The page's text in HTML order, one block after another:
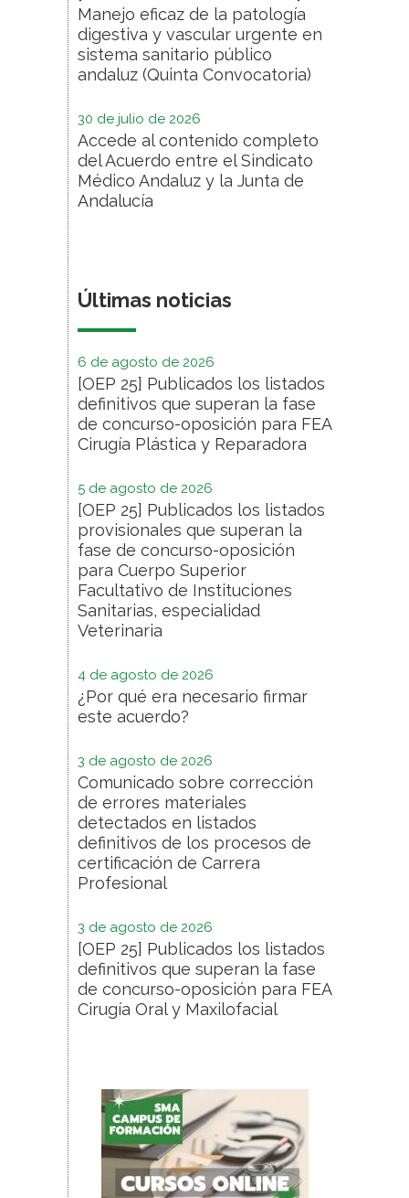
Manejo eficaz de la patología
digestiva y vascular urgente en
sistema sanitario público
andaluz (Quinta Convocatoria)
30 de julio de 2026
Accede al contenido completo
del Acuerdo entre el Sindicato
Médico Andaluz y la Junta de
Andalucía
Últimas noticias
6 de agosto de 2026
[OEP 25] Publicados los listados
definitivos que superan la fase
de concurso-oposición para FEA
Cirugía Plástica y Reparadora
5 de agosto de 2026
[OEP 25] Publicados los listados
provisionales que superan la
fase de concurso-oposición
para Cuerpo Superior
Facultativo de Instituciones
Sanitarias, especialidad
Veterinaria
4 de agosto de 2026
¿Por qué era necesario firmar
este acuerdo?
3 de agosto de 2026
Comunicado sobre corrección
de errores materiales
detectados en listados
definitivos de los procesos de
certificación de Carrera
Profesional
3 de agosto de 2026
[OEP 25] Publicados los listados
definitivos que superan la fase
de concurso-oposición para FEA
Cirugía Oral y Maxilofacial